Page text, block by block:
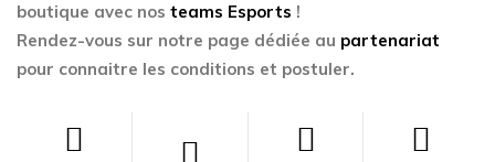
boutique avec nos teams Esports !
Rendez-vous sur notre page dédiée au partenariat
pour connaitre les conditions et postuler.